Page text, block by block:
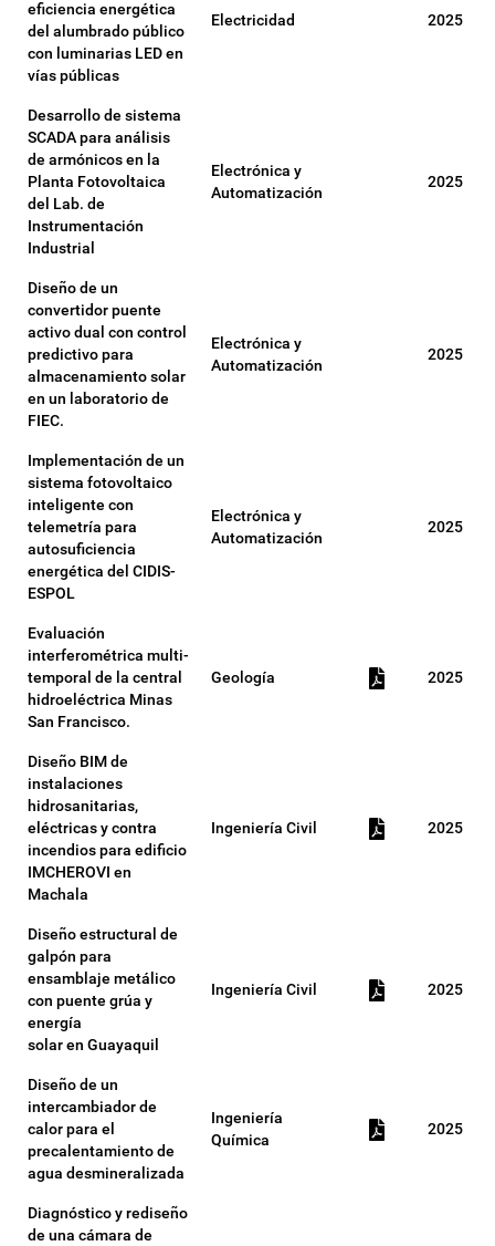
eficiencia energética
del alumbrado público
con luminarias LED en
vías públicas
Electricidad 2025
Desarrollo de sistema
SCADA para análisis
de armónicos en la
Planta Fotovoltaica
del Lab. de
Instrumentación
Industrial
Electrónica y
Automatización
2025
Diseño de un
convertidor puente
activo dual con control
predictivo para
almacenamiento solar
en un laboratorio de
FIEC.
Electrónica y
Automatización
2025
Implementación de un
sistema fotovoltaico
inteligente con
telemetría para
autosuficiencia
energética del CIDIS-
ESPOL
Electrónica y
Automatización
2025
Evaluación
interferométrica multi-
temporal de la central
hidroeléctrica Minas
San Francisco.
Geología 2025
Diseño BIM de
instalaciones
hidrosanitarias,
eléctricas y contra
incendios para edificio
IMCHEROVI en
Machala
Ingeniería Civil 2025
Diseño estructural de
galpón para
ensamblaje metálico
con puente grúa y
energía
solar en Guayaquil
Ingeniería Civil 2025
Diseño de un
intercambiador de
calor para el
precalentamiento de
agua desmineralizada
Ingeniería
Química
2025
Diagnóstico y rediseño
de una cámara de